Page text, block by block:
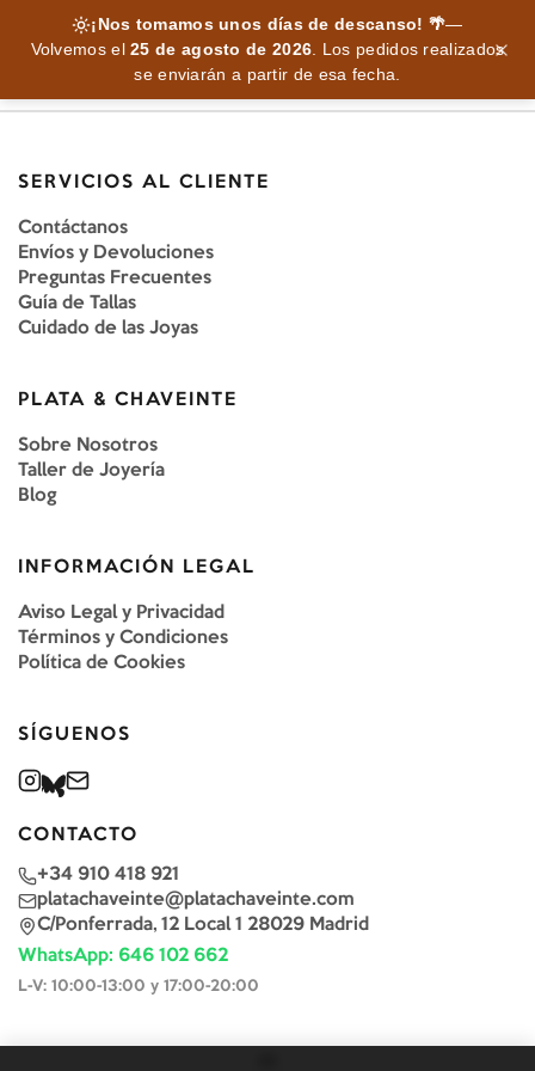
¡Nos tomamos unos días de descanso! 🌴—
Volvemos el25 de agosto de 2026. Los pedidos realizados
se enviarán a partir de esa fecha.
SERVICIOS AL CLIENTE
Contáctanos
Envíos y Devoluciones
Preguntas Frecuentes
Guía de Tallas
Cuidado de las Joyas
PLATA & CHAVEINTE
Sobre Nosotros
Taller de Joyería
Blog
INFORMACIÓN LEGAL
Aviso Legal y Privacidad
Términos y Condiciones
Política de Cookies
SÍGUENOS
CONTACTO
+34 910 418 921
platachaveinte@platachaveinte.com
C/Ponferrada, 12 Local 1 28029 Madrid
WhatsApp: 646 102 662
L-V: 10:00-13:00 y 17:00-20:00